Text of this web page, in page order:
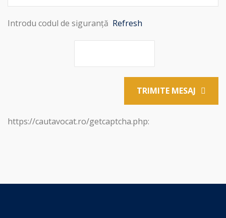
Introdu codul de siguranță Refresh
TRIMITE MESAJ
https://cautavocat.ro/getcaptcha.php: